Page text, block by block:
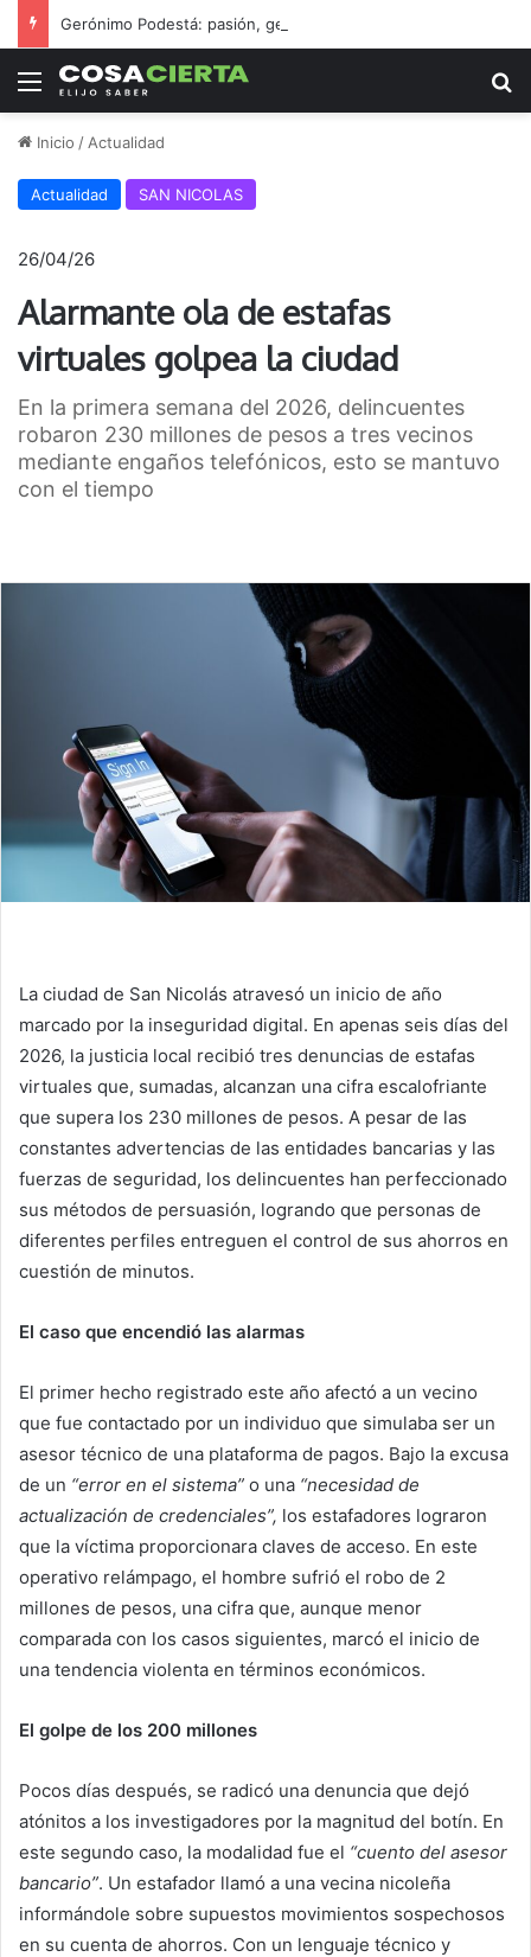
Menú
Inicio / Actualidad
Actualidad SAN NICOLAS
26/04/26
Alarmante ola de estafas
virtuales golpea la ciudad
En la primera semana del 2026, delincuentes
robaron 230 millones de pesos a tres vecinos
mediante engaños telefónicos, esto se mantuvo
con el tiempo
La ciudad de San Nicolás atravesó un inicio de año
marcado por la inseguridad digital. En apenas seis días del
2026, la justicia local recibió tres denuncias de estafas
virtuales que, sumadas, alcanzan una cifra escalofriante
que supera los 230 millones de pesos. A pesar de las
constantes advertencias de las entidades bancarias y las
fuerzas de seguridad, los delincuentes han perfeccionado
sus métodos de persuasión, logrando que personas de
diferentes perfiles entreguen el control de sus ahorros en
cuestión de minutos.
El caso que encendió las alarmas
El primer hecho registrado este año afectó a un vecino
que fue contactado por un individuo que simulaba ser un
asesor técnico de una plataforma de pagos. Bajo la excusa
de un “error en el sistema” o una “necesidad de
actualización de credenciales”, los estafadores lograron
que la víctima proporcionara claves de acceso. En este
operativo relámpago, el hombre sufrió el robo de 2
millones de pesos, una cifra que, aunque menor
comparada con los casos siguientes, marcó el inicio de
una tendencia violenta en términos económicos.
El golpe de los 200 millones
Pocos días después, se radicó una denuncia que dejó
atónitos a los investigadores por la magnitud del botín. En
este segundo caso, la modalidad fue el “cuento del asesor
bancario”. Un estafador llamó a una vecina nicoleña
informándole sobre supuestos movimientos sospechosos
en su cuenta de ahorros. Con un lenguaje técnico y